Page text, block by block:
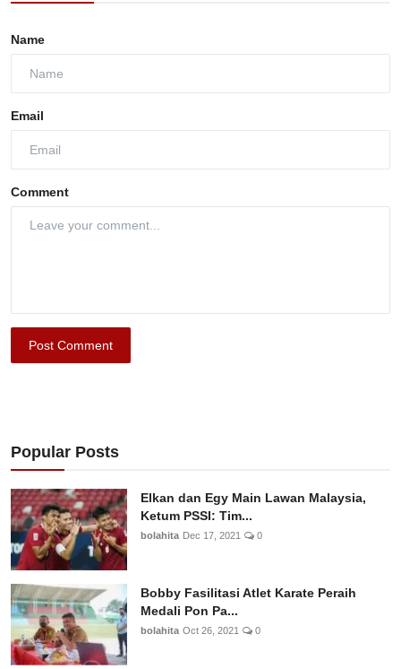
Name
Email
Comment
Post Comment
Popular Posts
Elkan dan Egy Main Lawan Malaysia,
Ketum PSSI: Tim...
bolahita Dec 17, 2021 0
Bobby Fasilitasi Atlet Karate Peraih
Medali Pon Pa...
bolahita Oct 26, 2021 0